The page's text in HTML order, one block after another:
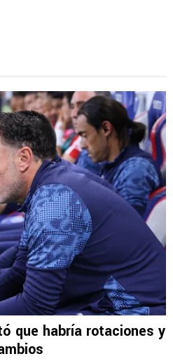
que habría rotaciones y